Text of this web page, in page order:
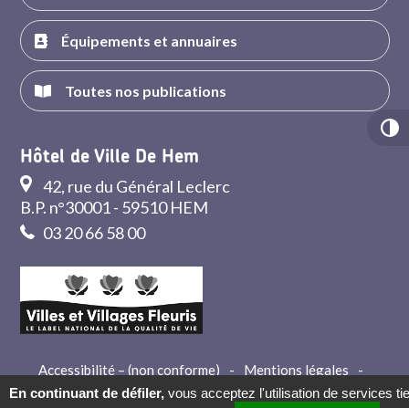
Équipements et annuaires
Toutes nos publications
Hôtel de Ville De Hem
42, rue du Général Leclerc
B.P. n°30001 - 59510 HEM
03 20 66 58 00
Accessibilité – (non conforme) - Mentions légales
-
Crédits
- Contact
En continuant de défiler, vous acceptez l'utilisation de services